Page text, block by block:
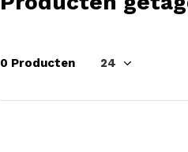
0 Producten